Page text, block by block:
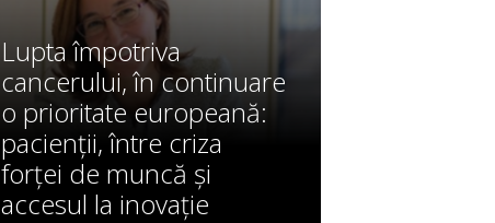
Lupta împotriva
cancerului, în continuare
o prioritate europeană:
pacienții, între criza
forței de muncă și
accesul la inovație